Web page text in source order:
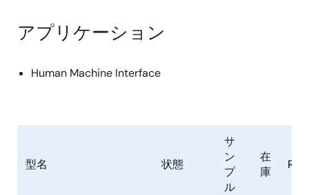
アプリケーション
Human Machine Interface
型名 状態
サ
ン
プ
ル
在
庫